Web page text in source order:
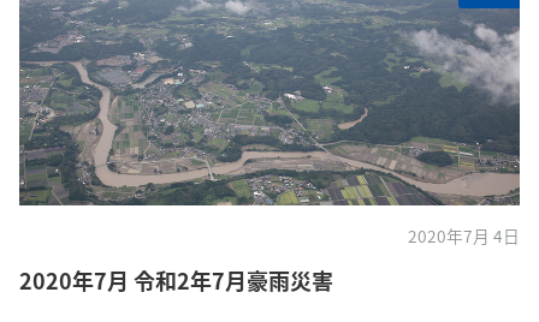
2020年7月 4日
2020年7月 令和2年7月豪雨災害